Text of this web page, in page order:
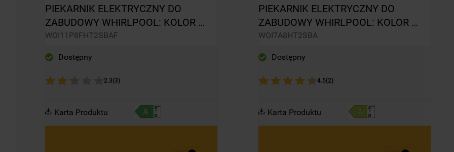
PIEKARNIK ELEKTRYCZNY DO
ZABUDOWY WHIRLPOOL: KOLOR
CZARNY, SAMOCZYSZCZĄCY -
WOI11P8FHT2SBAF
Dostępny
2.3(3)
Karta Produktu
PIEKARNIK ELEKTRYCZNY DO
ZABUDOWY WHIRLPOOL: KOLOR
CZARNY, SAMOCZYSZCZĄCY -
WOI7A8HT2SBA
Dostępny
4.5(2)
Karta Produktu